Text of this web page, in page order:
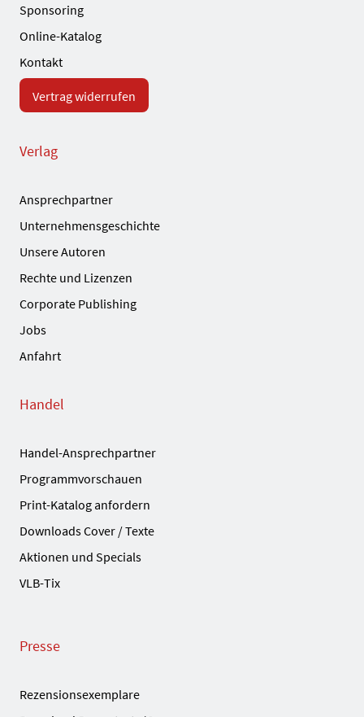
Sponsoring
Online-Katalog
Kontakt
Vertrag widerrufen
Verlag
Ansprechpartner
Unternehmensgeschichte
Unsere Autoren
Rechte und Lizenzen
Corporate Publishing
Jobs
Anfahrt
Handel
Handel-Ansprechpartner
Programmvorschauen
Print-Katalog anfordern
Downloads Cover / Texte
Aktionen und Specials
VLB-Tix
Presse
Rezensionsexemplare